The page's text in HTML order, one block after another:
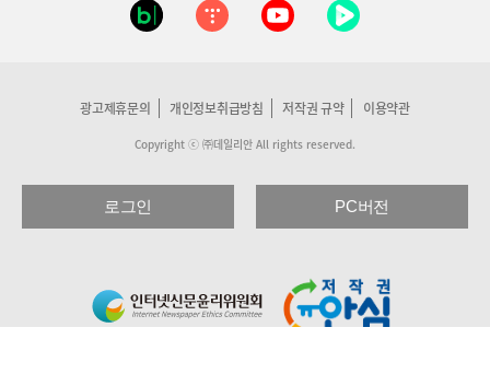
광고제휴문의 개인정보취급방침 저작권 규약 이용약관
Copyright ⓒ ㈜데일리안 All rights reserved.
로그인 PC버전